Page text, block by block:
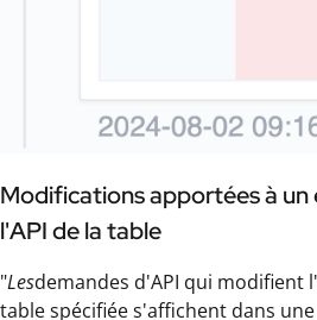
Modifications apportées à
l'API de la table
"Lesdemandes d'API qui modifient
table spécifiée s'affichent dans